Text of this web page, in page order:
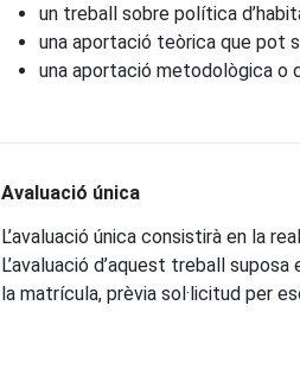
un treball sobre política
una aportació teòrica que pot
una aportació metodològica o
Avaluació única
L’avaluació única consistirà en la
L’avaluació d’aquest treball
la matrícula, prèvia sol·licitud per